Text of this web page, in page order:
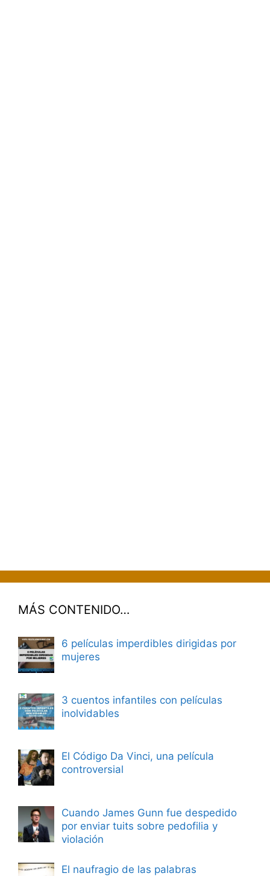
MÁS CONTENIDO…
6 películas imperdibles dirigidas por
mujeres
3 cuentos infantiles con películas
inolvidables
El Código Da Vinci, una película
controversial
Cuando James Gunn fue despedido
por enviar tuits sobre pedofilia y
violación
El naufragio de las palabras